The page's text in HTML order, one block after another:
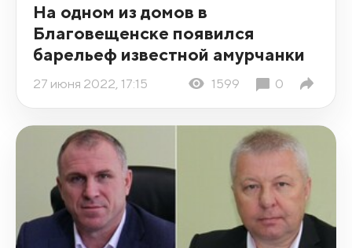
На одном из домов в
Благовещенске появился
барельеф известной амурчанки
27 июня 2022, 17:15 1599 0